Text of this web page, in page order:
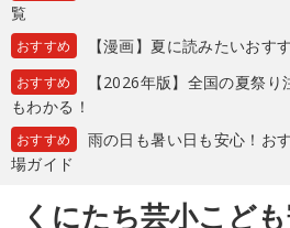
覧
おすすめ 【漫画】夏に読みたいおす
おすすめ
【2026年版】全国の夏祭
もわかる！
おすすめ
雨の日も暑い日も安心！お
場ガイド
くにたち芸小こど